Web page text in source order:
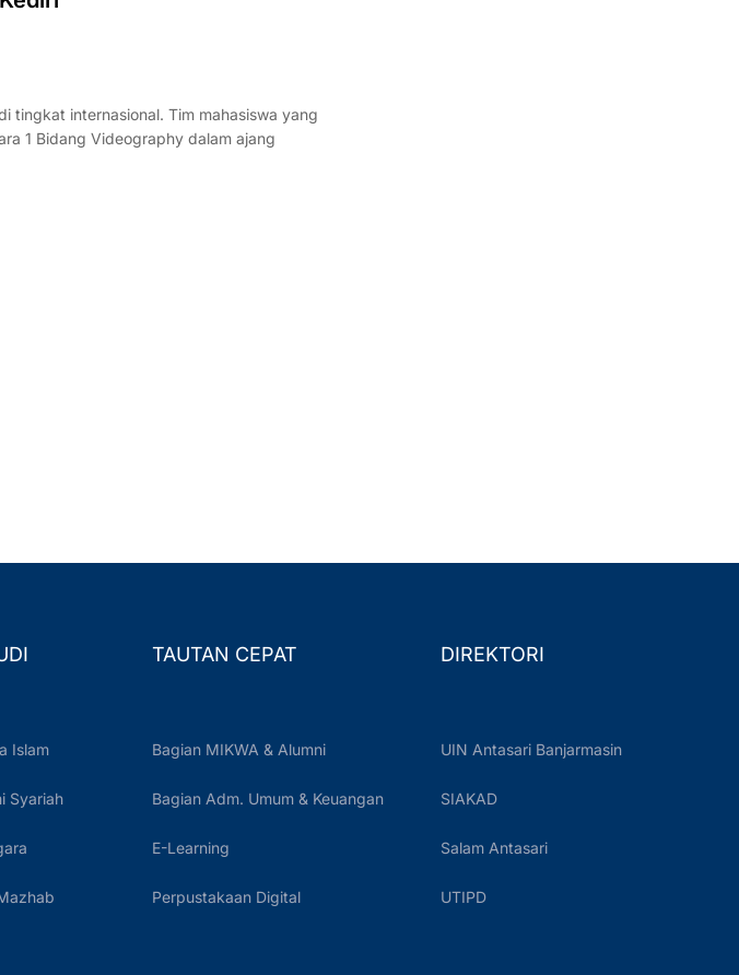
tingkat internasional. Tim mahasiswa yang
1 Bidang Videography dalam ajang
Islam
Syariah
TAUTAN CEPAT
Bagian MIKWA & Alumni
Bagian Adm. Umum & Keuangan
E-Learning
Perpustakaan Digital
DIREKTORI
UIN Antasari Banjarmasin
SIAKAD
Salam Antasari
UTIPD